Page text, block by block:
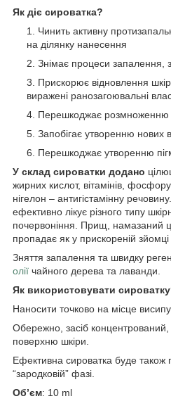
Як діє сироватка?
Чинить активну
на ділянку нанесення
Знімає процеси
Прискорює відновлення
виражені ранозагоювальні
Перешкоджає розмноженню
Запобігає утворенню нових
Перешкоджає утворенню
У склад сироватки додано
жирних кислот, вітамінів,
нігелон – антигістамінну
ефективно лікує різного типу
почервоніння. Прищ, намазаний
пропадає як у прискореній
Зняття запалення та швидку
олії чайного дерева та лаванди.
Як використовувати
Наносити точково на місце
Обережно, засіб
поверхню шкіри.
Ефективна сироватка буде також
“зародковій” фазі.
Об’єм: 10 ml